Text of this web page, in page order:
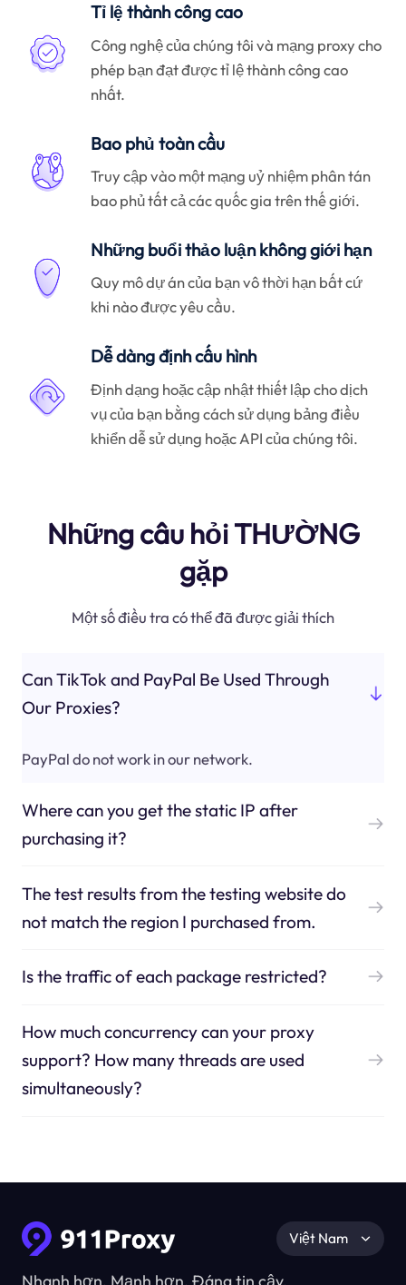
Tỉ lệ thành công cao
Công nghệ của chúng tôi và mạng proxy cho
phép bạn đạt được tỉ lệ thành công cao
nhất.
Bao phủ toàn cầu
Truy cập vào một mạng uỷ nhiệm phân tán
bao phủ tất cả các quốc gia trên thế giới.
Những buổi thảo luận không giới hạn
Quy mô dự án của bạn vô thời hạn bất cứ
khi nào được yêu cầu.
Dễ dàng định cấu hình
Định dạng hoặc cập nhật thiết lập cho dịch
vụ của bạn bằng cách sử dụng bảng điều
khiển dễ sử dụng hoặc API của chúng tôi.
Những câu hỏi THƯỜNG
gặp
Một số điều tra có thể đã được giải thích
Can TikTok and PayPal Be Used Through
Our Proxies?
PayPal do not work in our network.
Where can you get the static IP after
purchasing it?
The test results from the testing website do
not match the region I purchased from.
Is the traffic of each package restricted?
How much concurrency can your proxy
support? How many threads are used
simultaneously?
Nhanh hơn, Mạnh hơn, Đáng tin cậy.
Việt Nam